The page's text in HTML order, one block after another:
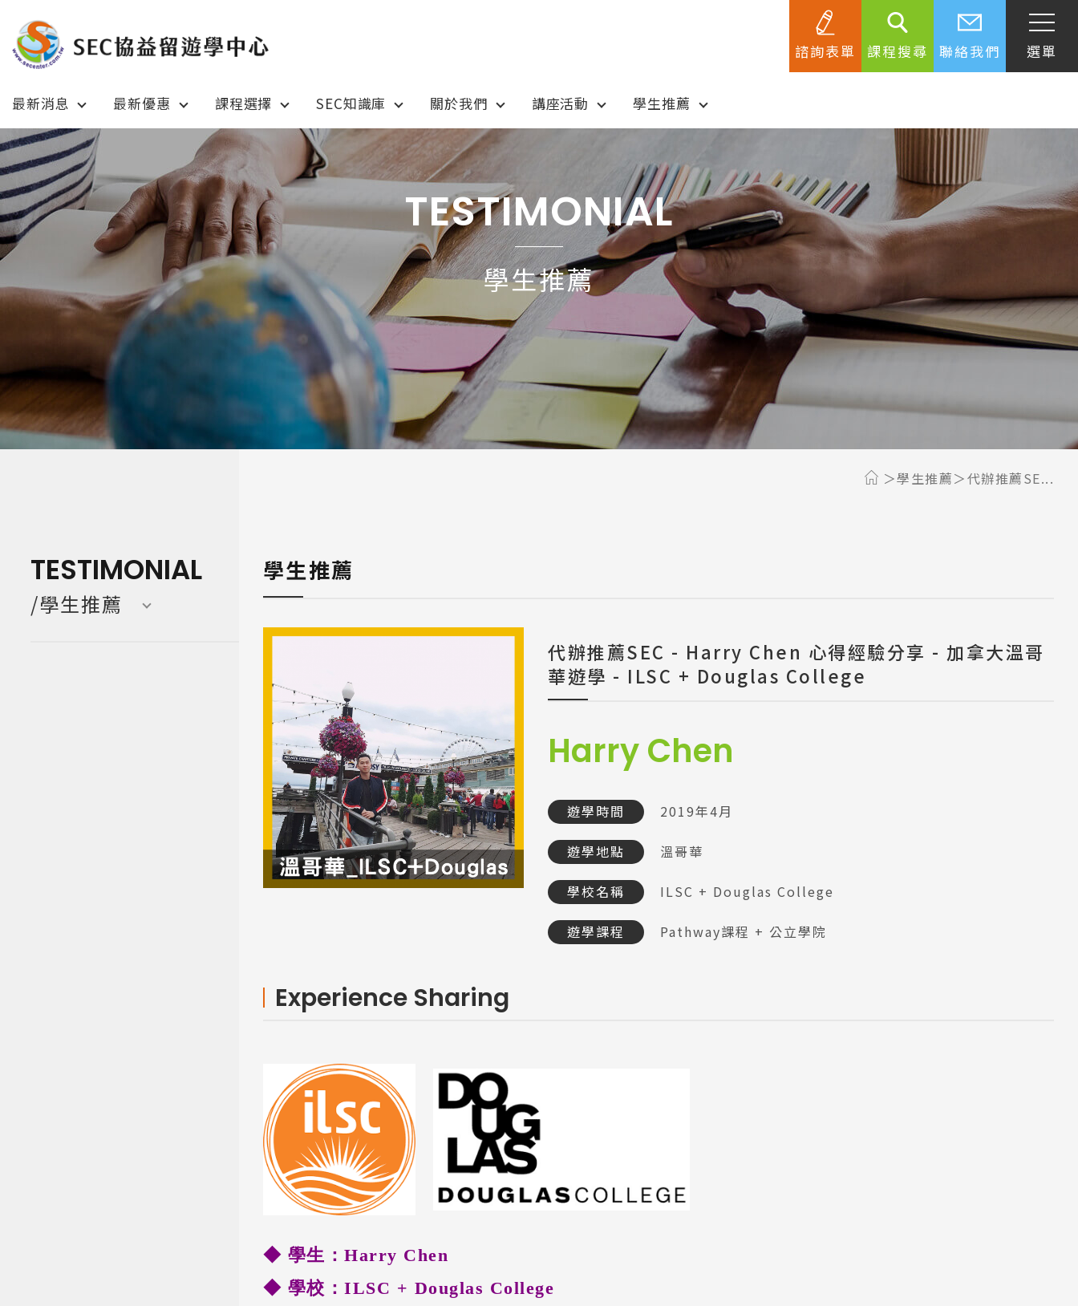
諮詢表單 課程搜尋 聯絡我們 選單
最新消息 最新優惠 課程選擇 SEC知識庫 關於我們 講座活動 學生推薦
Latest News 最新消息
綜合訊息
加拿大 Canada
日本 Japan
澳洲 Australia
英國 UK/愛爾蘭 Ireland
美國 USA
寒暑假遊學團 Camp
Promotion 最新優惠
加拿大 Canada
澳洲 Australia
英國 UK / 愛爾蘭IRELAND
美國 USA
紐西蘭 New Zealand
亞洲 Asia / 其他 Others
Program 課程選擇
語言學校
國高中小學校
專業技職｜海外工讀
寒暑假遊學團
學士碩士
SEC 知識庫
關於簽證
生活資訊
跟著遊學大使看世界
學習要領
工作規範
生涯規劃
TESTIMONIAL
學生推薦
TESTIMONIAL
/學生推薦
學生推薦 代辦推薦SE...
學生推薦
代辦推薦SEC - Harry Chen 心得經驗分享 - 加拿大溫哥
華遊學 - ILSC + Douglas College
Harry Chen
遊學時間 2019年4月
遊學地點 溫哥華
學校名稱 ILSC + Douglas College
遊學課程 Pathway課程 + 公立學院
Experience Sharing
◆ 學生：Harry Chen
◆ 學校：ILSC + Douglas College